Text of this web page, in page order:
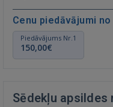
Cenu piedāvājumi
Piedāvājums Nr.1
150,00€
Sēdekļu apsildes